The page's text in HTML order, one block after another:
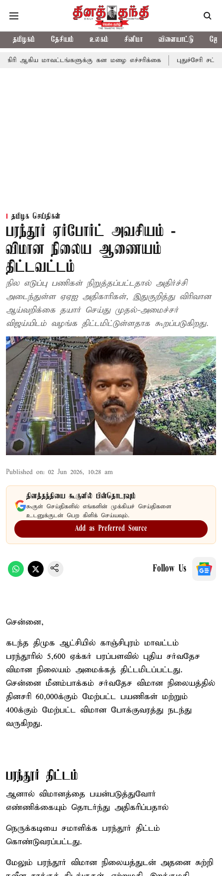
தமிழகம் தேசியம் உலகம் சினிமா விளையாட்டு
கன மழை எச்சரிக்கை புதுச்சேரி சட்டசபையில்
தமிழக செய்திகள்
பரந்தூர் ஏர்போர்ட் அவசியம் -
விமான நிலைய ஆணையம்
திட்டவட்டம்
நில எடுப்பு பணிகள் நிறுத்தப்பட்டதால் அதிர்ச்சி
அடைந்துள்ள ஏஏஐ அதிகாரிகள், இதுகுறித்து விரிவான
ஆய்வறிக்கை தயார் செய்து முதல்-அமைச்சர்
விஜய்யிடம் வழங்க திட்டமிட்டுள்ளதாக கூறப்படுகிறது.
Published on: 02 Jun 2026, 10:28 am
தினத்தந்தியை கூகுளில் பின்தொடரவும்
கூகுள் செய்திகளில் எங்களின் முக்கியச் செய்திகளை
உடனுக்குடன் பெற கிளிக் செய்யவும்.
Add as Preferred Source
Follow Us
சென்னை,
கடந்த திமுக ஆட்சியில் காஞ்சிபுரம் மாவட்டம்
பரந்தூரில் 5,600 ஏக்கர் பரப்பளவில் புதிய சர்வதேச
விமான நிலையம் அமைக்கத் திட்டமிடப்பட்டது.
சென்னை மீனம்பாக்கம் சர்வதேச விமான நிலையத்தில்
தினசரி 60,000க்கும் மேற்பட்ட பயணிகள் மற்றும்
400க்கும் மேற்பட்ட விமான போக்குவரத்து நடந்து
வருகிறது.
பரந்தூர் திட்டம்
ஆனால் விமானத்தை பயன்படுத்துவோர்
எண்ணிக்கையும் தொடர்ந்து அதிகரிப்பதால்
நெருக்கடியை சமாளிக்க பரந்தூர் திட்டம்
கொண்டுவரப்பட்டது.
மேலும் பரந்தூர் விமான நிலையத்துடன் அதனை சுற்றி